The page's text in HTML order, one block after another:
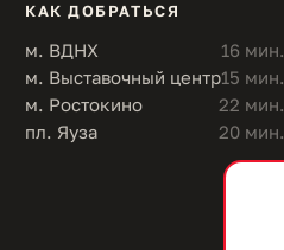
КАК ДОБРАТЬСЯ
м. ВДНХ
16 мин.
м. Выставочный центр15 мин.
м. Ростокино
22 мин.
пл. Яуза
20 мин.